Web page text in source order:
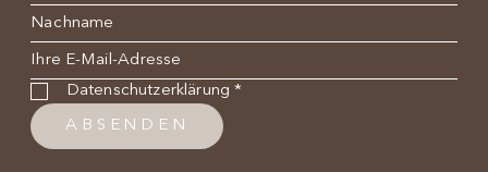
Nachname
E-Mail *
Datenschutzbestimmung*
Datenschutzerklärung*
ABSENDEN